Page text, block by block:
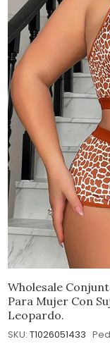
Wholesale
Para Mujer Con
Leopardo.
SKU: T1026051433